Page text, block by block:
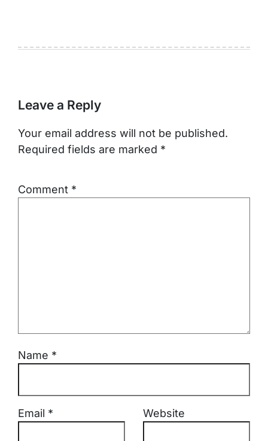
Leave a Reply
Your email address will not be published.
Required fields are marked *
Comment *
Name *
Email * Website